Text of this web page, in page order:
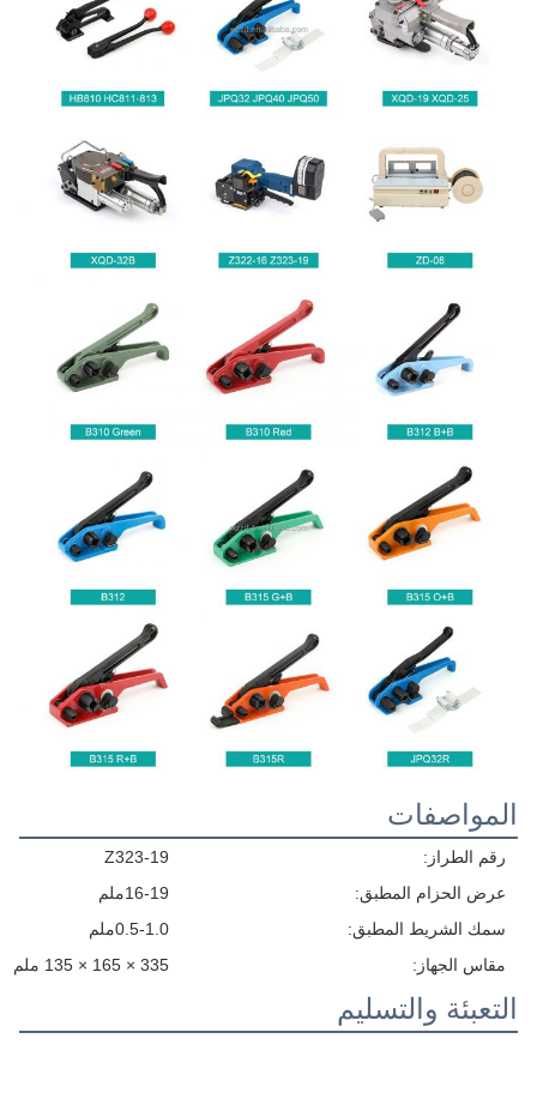
المواصفات
رقم الطراز:
Z323-19
عرض الحزام المطبق:
16-19ملم
سمك الشريط المطبق:
0.5-1.0ملم
مقاس الجهاز:
335 × 165 × 135 ملم
التعبئة والتسليم